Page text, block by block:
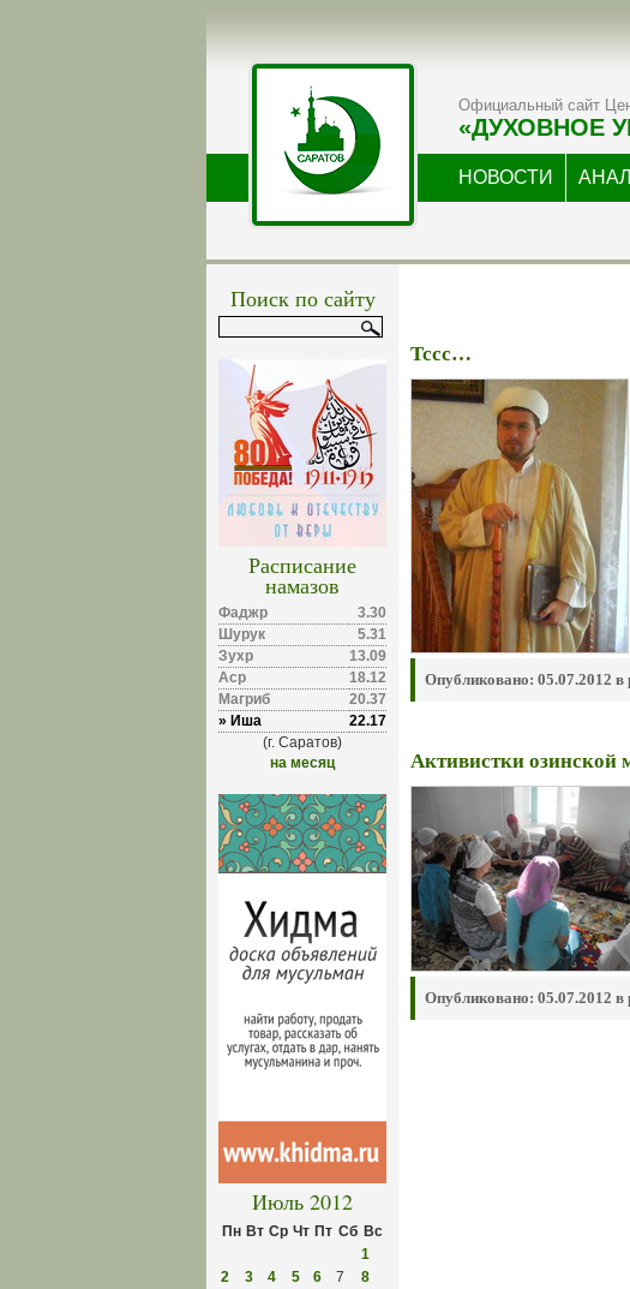
Официальный сайт
«ДУХОВНОЕ
НОВОСТИ
Поиск по сайту
Расписание
намазов
Фаджр
3.30
Шурук
5.31
Зухр
13.09
Аср
18.12
Магриб
20.37
» Иша
22.17
(г. Саратов)
на месяц
Июль 2012
Пн Вт Ср Чт Пт Сб Вс
1
2
3 4 5 6 7
8
Тссс…
Опубликовано: 05.07.2012 в
Активистки озинской
Опубликовано: 05.07.2012 в